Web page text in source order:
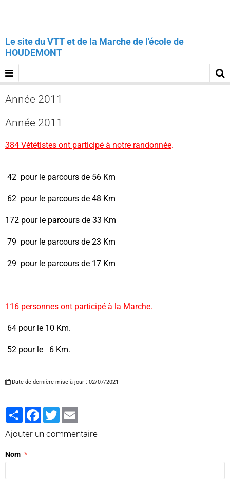
Le site du VTT et de la Marche de l'école de
HOUDEMONT
Année 2011
Année 2011
384 Vététistes ont participé à notre randonnée.
42 pour le parcours de 56 Km
62 pour le parcours de 48 Km
172 pour le parcours de 33 Km
79 pour le parcours de 23 Km
29 pour le parcours de 17 Km
116 personnes ont participé à la Marche.
64 pour le 10 Km.
52 pour le 6 Km.
Date de dernière mise à jour : 02/07/2021
PartagerFacebook
Twitter
Ajouter un commentaire
Nom